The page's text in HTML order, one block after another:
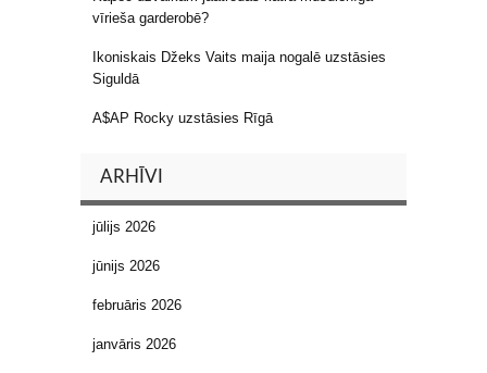
vīrieša garderobē?
Ikoniskais Džeks Vaits maija nogalē uzstāsies
Siguldā
A$AP Rocky uzstāsies Rīgā
ARHĪVI
jūlijs 2026
jūnijs 2026
februāris 2026
janvāris 2026